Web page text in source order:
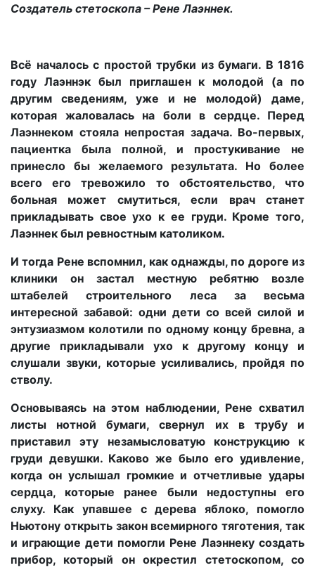
Создатель стетоскопа – Рене Лаэннек.
Всё началось с простой трубки из бумаги. В 1816
году Лаэннэк был приглашен к молодой (а по
другим сведениям, уже и не молодой) даме,
которая жаловалась на боли в сердце. Перед
Лаэннеком стояла непростая задача. Во-первых,
пациентка была полной, и простукивание не
принесло бы желаемого результата. Но более
всего его тревожило то обстоятельство, что
больная может смутиться, если врач станет
прикладывать свое ухо к ее груди. Кроме того,
Лаэннек был ревностным католиком.
И тогда Рене вспомнил, как однажды, по дороге из
клиники он застал местную ребятню возле
штабелей строительного леса за весьма
интересной забавой: одни дети со всей силой и
энтузиазмом колотили по одному концу бревна, а
другие прикладывали ухо к другому концу и
слушали звуки, которые усиливались, пройдя по
стволу.
Основываясь на этом наблюдении, Рене схватил
листы нотной бумаги, свернул их в трубу и
приставил эту незамысловатую конструкцию к
груди девушки. Каково же было его удивление,
когда он услышал громкие и отчетливые удары
сердца, которые ранее были недоступны его
слуху. Как упавшее с дерева яблоко, помогло
Ньютону открыть закон всемирного тяготения, так
и играющие дети помогли Рене Лаэннеку создать
прибор, который он окрестил стетоскопом, со